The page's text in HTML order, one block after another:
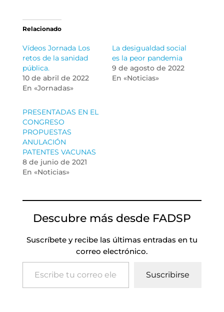
Relacionado
Vídeos Jornada Los
retos de la sanidad
pública.
10 de abril de 2022
En «Jornadas»
La desigualdad social
es la peor pandemia
9 de agosto de 2022
En «Noticias»
PRESENTADAS EN EL
CONGRESO
PROPUESTAS
ANULACIÓN
PATENTES VACUNAS
8 de junio de 2021
En «Noticias»
Descubre más desde FADSP
Suscríbete y recibe las últimas entradas en tu
correo electrónico.
Escribe tu correo electrónico…
Suscribirse